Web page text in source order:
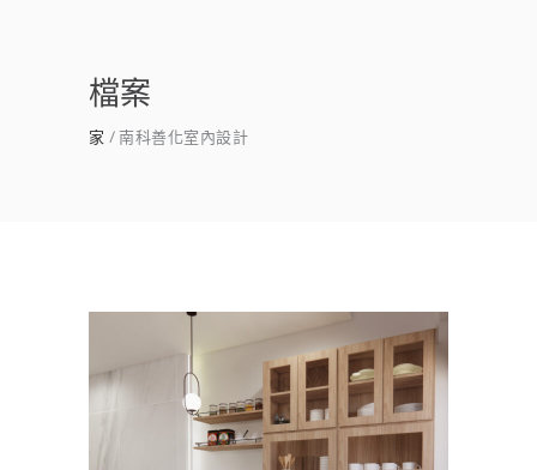
檔案
家 南科善化室內設計
台南善化室內設計推薦｜善化
裝潢公司×植風景
/客餐廳/室內設計 新成屋/書